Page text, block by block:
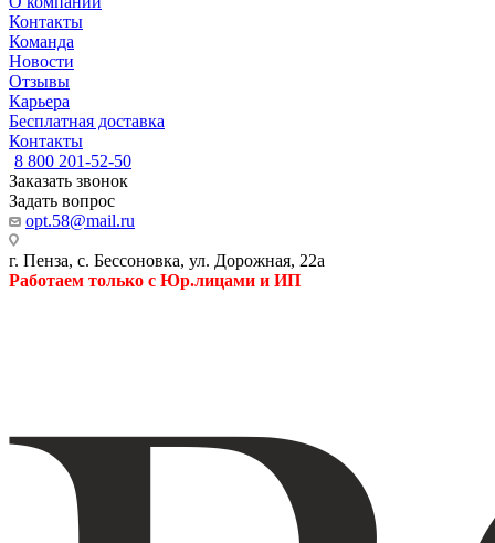
Контакты
Команда
Новости
Отзывы
Карьера
Бесплатная доставка
Контакты
8 800 201-52-50
Заказать звонок
Задать вопрос
opt.58@mail.ru
г. Пенза, с. Бессоновка, ул. Дорожная, 22а
Работаем только с Юр.лицами и ИП